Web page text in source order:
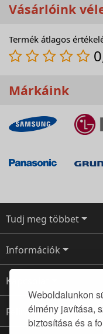
Weboldalunkon
élmény javítása,
biztosítása és a
Vásárlóink
Termék átlagos
Márkáink
Tudj meg többet
Információk
Kapcsolat
Feliratkozás